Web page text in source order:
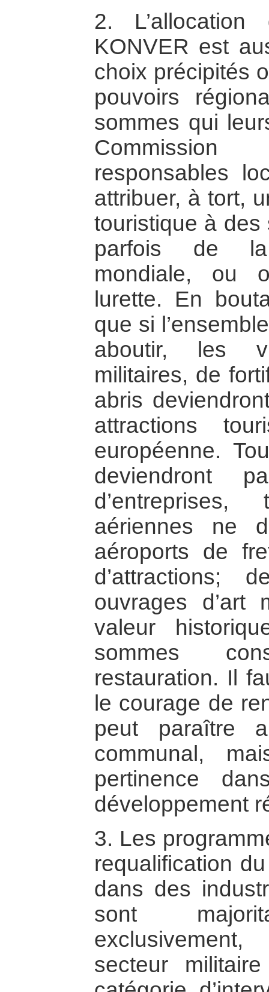
2.
KONVER est
choix précipités
pouvoirs
sommes qui
Commission
responsables
attribuer, à tort,
touristique à des
parfois de la
mondiale, ou
lurette. En
que si
aboutir, les
militaires, de
abris
attractions
européenne.
deviendront
aériennes ne
aéroports de
d’attractions;
ouvrages d’art
valeur
sommes
restauration. Il
le courage de
peut paraître
communal,
pertinence
développement
3. Les
requalification
dans des
sont
secteur